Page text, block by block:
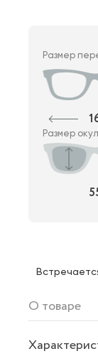
Размер
Размер
О товаре